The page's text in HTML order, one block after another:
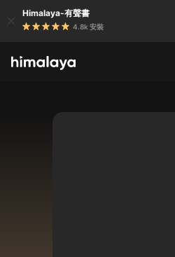
Himalaya-有聲書
4.8k 安裝